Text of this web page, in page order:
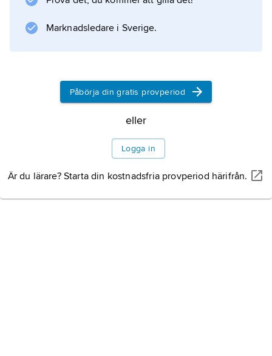
orange i varierande grad på sidorna samt
ljusgrå på undersidan. Svansen har svart spets
Information om artikeln
Marknadsledare i Sverige.
Påbörja din gratis provperiod
eller
Logga in
Är du lärare? Starta din kostnadsfria provperiod härifrån.